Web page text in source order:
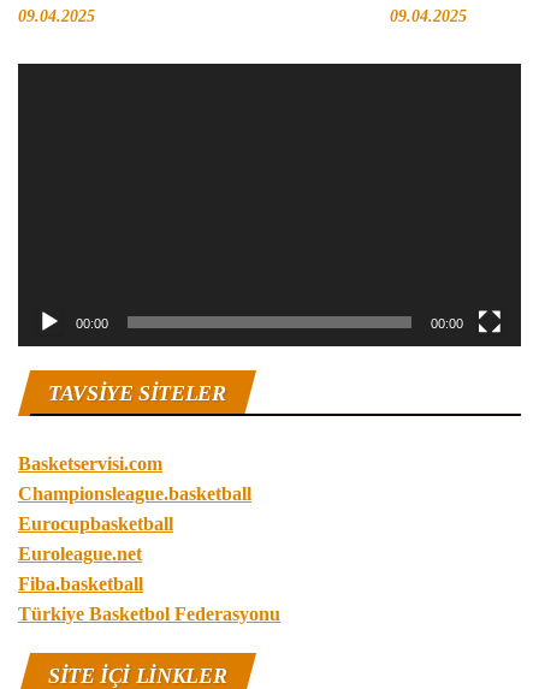
09.04.2025
09.04.2025
00:00 00:00
TAVSIYE SITELER
Basketservisi.com
Championsleague.basketball
Eurocupbasketball
Euroleague.net
Fiba.basketball
Türkiye Basketbol Federasyonu
SITE IÇI LINKLER